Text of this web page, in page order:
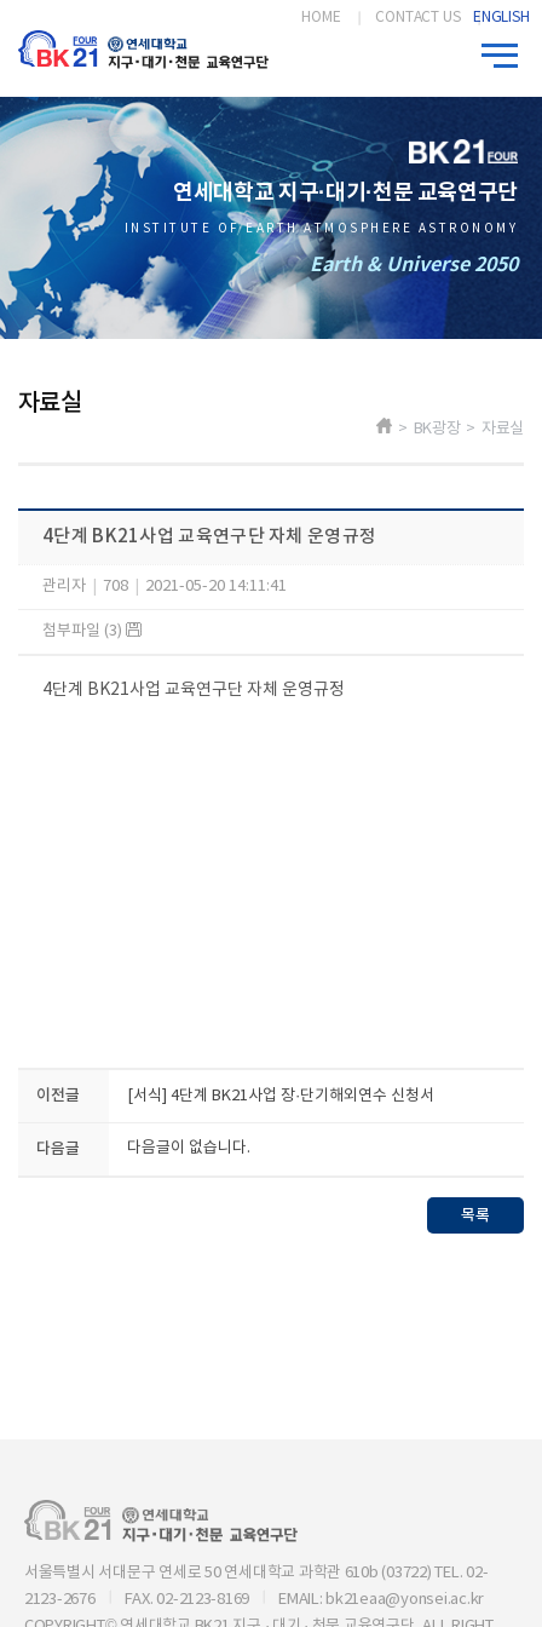
HOME CONTACT US ENGLISH
연세대학교 지구·대기·천문 교육연구단
INSTITUTE OF EARTH ATMOSPHERE ASTRONOMY
Earth & Universe 2050
자료실
> BK광장 > 자료실
4단계 BK21사업 교육연구단 자체 운영규정
관리자 708 2021-05-20 14:11:41
첨부파일 (3)
4단계 BK21사업 교육연구단 자체 운영규정
이전글 [서식] 4단계 BK21사업 장·단기해외연수 신청서
다음글 다음글이 없습니다.
목록
서울특별시 서대문구 연세로 50 연세대학교 과학관 610b (03722) TEL. 02-
2123-2676
FAX. 02-2123-8169
EMAIL: bk21eaa@yonsei.ac.kr